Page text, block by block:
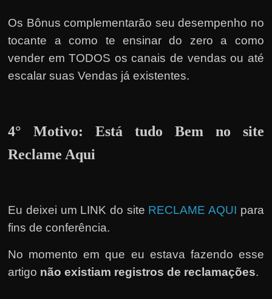
?
Os Bônus complementarão seu desempenho no
tocante a como te ensinar do zero a como
vender em TODOS os canais de vendas ou até
escalar suas Vendas já existentes.
4° Motivo: Está tudo Bem no site
Reclame Aqui
Eu deixei um LINK do site RECLAME AQUI para
fins de conferência.
No momento em que eu estava fazendo esse
artigo não existiam registros de reclamações.